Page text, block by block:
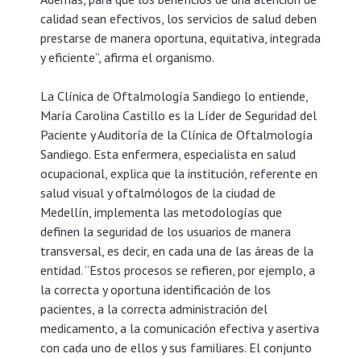
calidad sean efectivos, los servicios de salud deben
prestarse de manera oportuna, equitativa, integrada
y eficiente”, afirma el organismo.
La Clínica de Oftalmología Sandiego lo entiende,
María Carolina Castillo es la Líder de Seguridad del
Paciente y Auditoría de la Clínica de Oftalmología
Sandiego. Esta enfermera, especialista en salud
ocupacional, explica que la institución, referente en
salud visual y oftalmólogos de la ciudad de
Medellín, implementa las metodologías que
definen la seguridad de los usuarios de manera
transversal, es decir, en cada una de las áreas de la
entidad. “Estos procesos se refieren, por ejemplo, a
la correcta y oportuna identificación de los
pacientes, a la correcta administración del
medicamento, a la comunicación efectiva y asertiva
con cada uno de ellos y sus familiares. El conjunto